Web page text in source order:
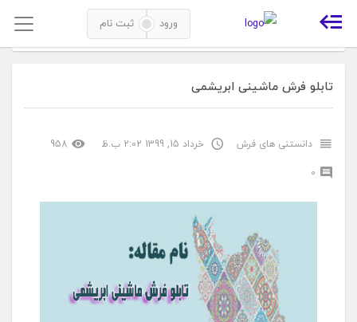
ورود ثبت نام خانه مقالات دانستنی های فرش تابلو فرش ماشینی ابریشمی
تابلو فرش ماشینی ابریشمی
دانستنی های فرش خرداد 15, 1399 2:02 ب.ظ 958
0